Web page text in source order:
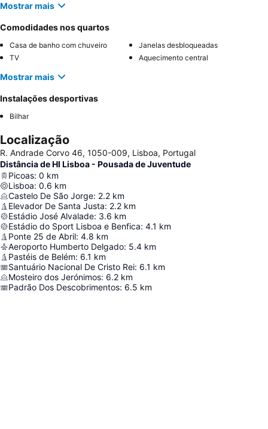
Mostrar mais
Comodidades nos quartos
Casa de banho com chuveiro
Janelas desbloqueadas
TV
Aquecimento central
Mostrar mais
Instalações desportivas
Bilhar
Localização
R. Andrade Corvo 46, 1050-009, Lisboa, Portugal
Distância de HI Lisboa - Pousada de Juventude
Picoas: 0 km
Lisboa: 0.6 km
Castelo De São Jorge: 2.2 km
Elevador De Santa Justa: 2.2 km
Estádio José Alvalade: 3.6 km
Estádio do Sport Lisboa e Benfica: 4.1 km
Ponte 25 de Abril: 4.8 km
Aeroporto Humberto Delgado: 5.4 km
Pastéis de Belém: 6.1 km
Santuário Nacional De Cristo Rei: 6.1 km
Mosteiro dos Jerónimos: 6.2 km
Padrão Dos Descobrimentos: 6.5 km